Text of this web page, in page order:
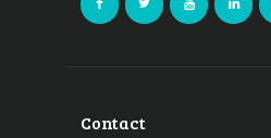
Contact